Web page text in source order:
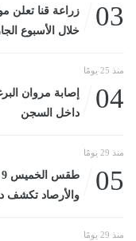
03
زراعة قنا تعلن
خلال الأسبوع الجارياليوم
منذ 25 يومًا
04
إصابة مروان
داخل السجن
منذ 29 يومًا
05
والأرصاد تكشف
منذ 29 يومًا